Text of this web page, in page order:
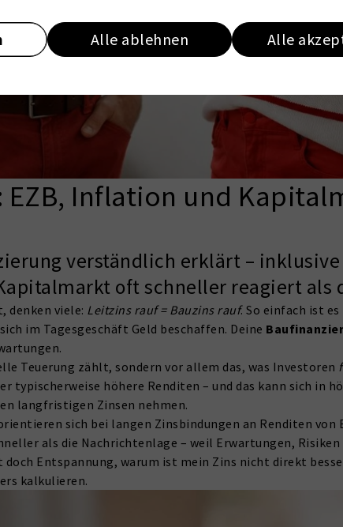
EZB, Inflation und
verständlich erklärt –
oft schneller reagiert als
denken viele: Leitzins rauf = Bauzins rauf. So einfach ist
im Tagesgeschäft Geld beschaffen. Deine
Teuerung zählt, sondern vor allem das, was Investoren
höhere Renditen – und das kann sich in
langfristigen Zinsen nehmen.
sich bei langen Zinsbindungen an Renditen
als die Nachrichtenlage – weil Erwartungen,
doch Entspannung, warum ist mein Zins nicht direkt
kalkulieren.
Alle ablehnen Alle